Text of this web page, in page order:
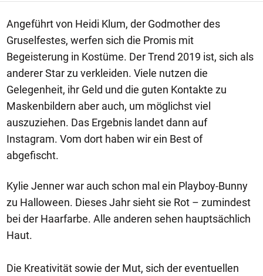
Angeführt von Heidi Klum, der Godmother des
Gruselfestes, werfen sich die Promis mit
Begeisterung in Kostüme. Der Trend 2019 ist, sich als
anderer Star zu verkleiden. Viele nutzen die
Gelegenheit, ihr Geld und die guten Kontakte zu
Maskenbildern aber auch, um möglichst viel
auszuziehen. Das Ergebnis landet dann auf
Instagram. Vom dort haben wir ein Best of
abgefischt.
Kylie Jenner war auch schon mal ein Playboy-Bunny
zu Halloween. Dieses Jahr sieht sie Rot – zumindest
bei der Haarfarbe. Alle anderen sehen hauptsächlich
Haut.
Die Kreativität sowie der Mut, sich der eventuellen